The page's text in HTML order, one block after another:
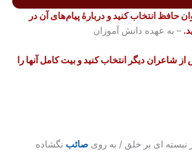
حافظ انتخاب کنید و دربارۀ پیام‌های آن در
– به عهده دانش آموزان
شاعران دیگر انتخاب کنید و بیت کامل آنها را
نبسته ای بر خلق / به روی صائب نگشاده